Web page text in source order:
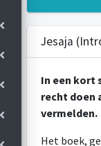
Jesaja
In een kort
recht doen
vermelden.
Het boek,